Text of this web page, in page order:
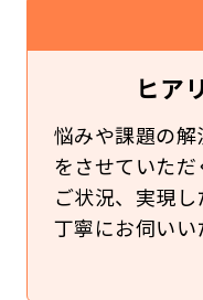
ヒア
悩みや課題の
をさせていた
ご状況、実現
丁寧にお伺いい